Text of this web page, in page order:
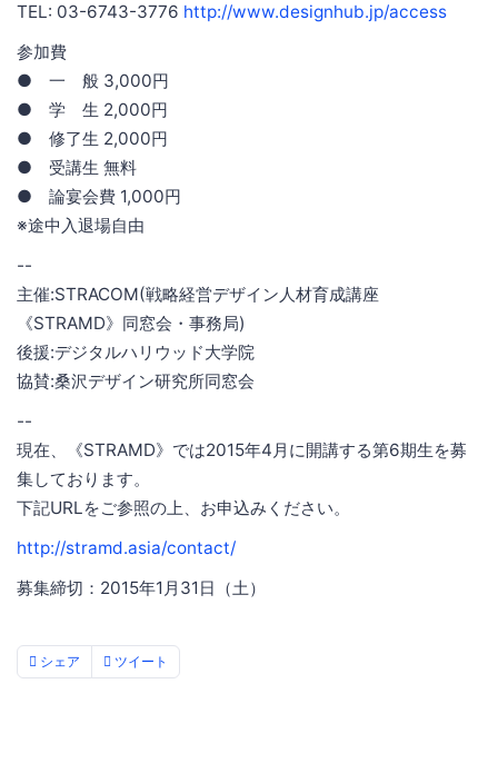
TEL: 03-6743-3776 http://www.designhub.jp/access
参加費
● 一 般 3,000円
● 学 生 2,000円
● 修了生 2,000円
● 受講生 無料
● 論宴会費 1,000円
※途中入退場自由
--
主催:STRACOM(戦略経営デザイン人材育成講座
《STRAMD》同窓会・事務局)
後援:デジタルハリウッド大学院
協賛:桑沢デザイン研究所同窓会
--
現在、《STRAMD》では2015年4月に開講する第6期生を募
集しております。
下記URLをご参照の上、お申込みください。
http://stramd.asia/contact/
募集締切：2015年1月31日（土）
シェア ツイート